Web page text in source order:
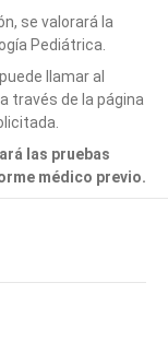
se valorará la
Pediátrica.
llamar al
través de la página
las pruebas
médico previo.